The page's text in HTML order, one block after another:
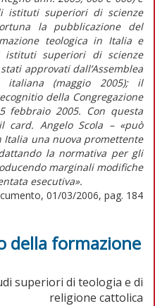
istituti superiori di scienze
la pubblicazione del
teologica in Italia e
superiori di scienze
approvati dall’Assemblea
italiana (maggio 2005); il
della Congregazione
febbraio 2005. Con questa
card. Angelo Scola – «può
una nuova promettente
la normativa per gli
marginali modifiche
esecutiva».
01/03/2006, pag. 184
della formazione
superiori di teologia e di
religione cattolica